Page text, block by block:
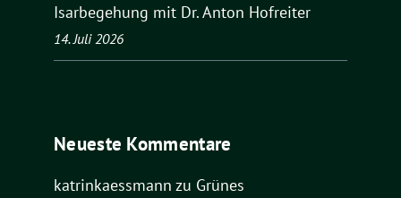
Isarbegehung mit Dr. Anton Hofreiter
14. Juli 2026
Neueste Kommentare
katrinkaessmann zu Grünes